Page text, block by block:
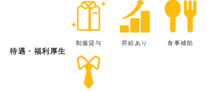
待遇・福利厚生
制服貸与 昇給あり 食事補助